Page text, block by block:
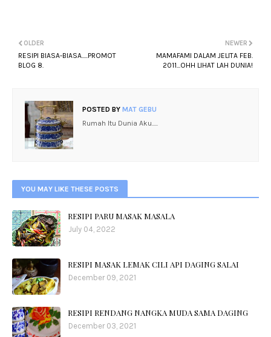
NEWER
MAMAFAMI DALAM JELITA FEB.
2011...OHH LIHAT LAH DUNIA!
OLDER
RESIPI BIASA-BIASA.....PROMOT
BLOG 8.
POSTED BY MAT GEBU
Rumah Itu Dunia Aku.....
YOU MAY LIKE THESE POSTS
RESIPI PARU MASAK MASALA
July 04, 2022
RESIPI MASAK LEMAK CILI API DAGING SALAI
December 09, 2021
RESIPI RENDANG NANGKA MUDA SAMA DAGING
December 03, 2021